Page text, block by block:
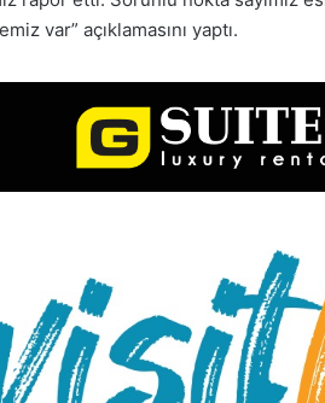
var” açıklamasını yaptı.